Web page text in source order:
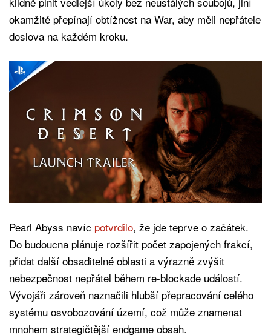
okamžitě přepínají obtížnost na War, aby měli nepřátele
doslova na každém kroku.
Pearl Abyss navíc potvrdilo, že jde teprve o začátek.
Do budoucna plánuje rozšířit počet zapojených frakcí,
přidat další obsaditelné oblasti a výrazně zvýšit
nebezpečnost nepřátel během re-blockade událostí.
Vývojáři zároveň naznačili hlubší přepracování celého
systému osvobozování území, což může znamenat
mnohem strategičtější endgame obsah.